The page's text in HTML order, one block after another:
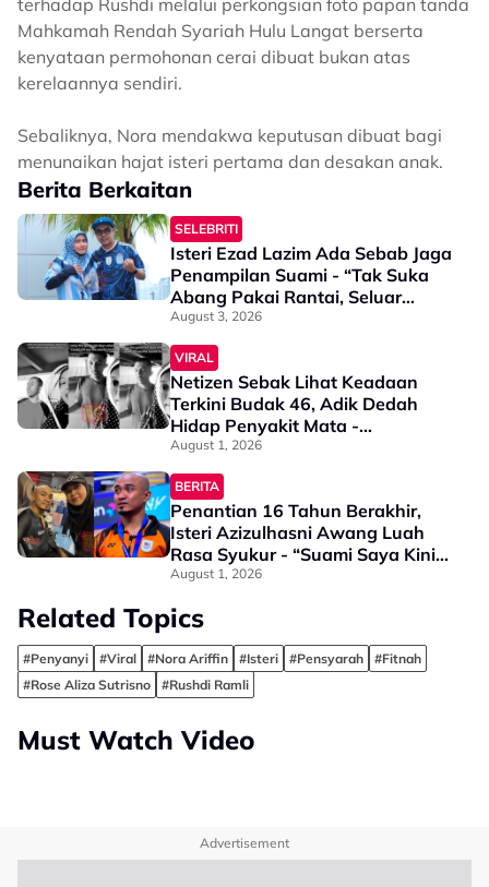
terhadap Rushdi melalui perkongsian foto papan tanda
Mahkamah Rendah Syariah Hulu Langat berserta
kenyataan permohonan cerai dibuat bukan atas
kerelaannya sendiri.
Sebaliknya, Nora mendakwa keputusan dibuat bagi
menunaikan hajat isteri pertama dan desakan anak.
Berita Berkaitan
SELEBRITI
Isteri Ezad Lazim Ada Sebab Jaga
Penampilan Suami - “Tak Suka
Abang Pakai Rantai, Seluar
Pendek & Baju Nampak Ketiak…”
August 3, 2026
VIRAL
Netizen Sebak Lihat Keadaan
Terkini Budak 46, Adik Dedah
Hidap Penyakit Mata -
“Penglihatan Dia Memang Slowly
Makin Tak Nampak…”
August 1, 2026
BERITA
Penantian 16 Tahun Berakhir,
Isteri Azizulhasni Awang Luah
Rasa Syukur - “Suami Saya Kini
Juara Sukan Komanwel”
August 1, 2026
Related Topics
#Penyanyi #Viral #Nora Ariffin #Isteri #Pensyarah
#Fitnah
#Rose Aliza Sutrisno
#Rushdi Ramli
Must Watch Video
Advertisement